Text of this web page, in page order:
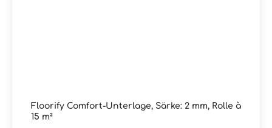
Floorify Comfort-Unterlage, Särke: 2 mm, Rolle à
15 m²